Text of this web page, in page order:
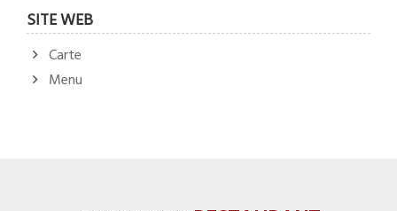
SITE WEB
Carte
Menu